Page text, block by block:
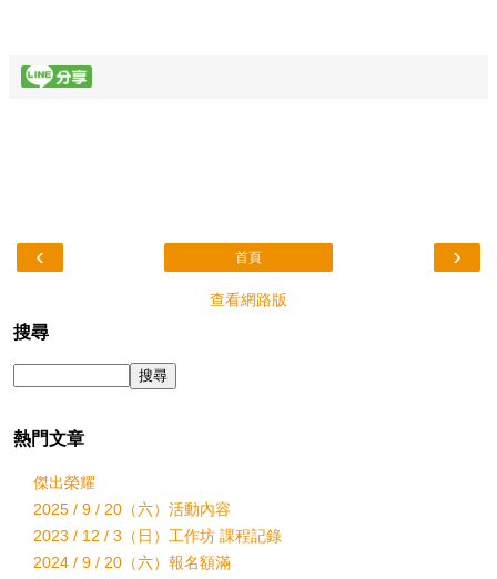
‹ ›
首頁
查看網路版
搜尋
熱門文章
傑出榮耀
2025 / 9 / 20（六）活動內容
2023 / 12 / 3（日）工作坊 課程記錄
2024 / 9 / 20（六）報名額滿